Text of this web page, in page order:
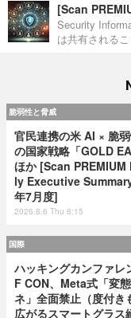
[Scan
Security
は共有されるこ
脆弱性と脅威
官民連携の米 AI × 脆
の国家戦略「GOLD
ほか [Scan
ly Executive
年7月度]
2026.8.6 Thu 8:15
国際
ハッキングカンファレ
F CON、Meta式「変
ネ」全面禁止（度付き
広がるスマートグラス